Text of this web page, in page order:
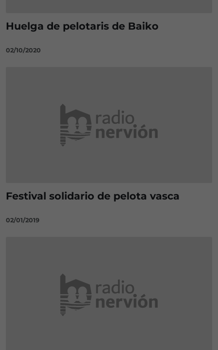
Huelga de pelotaris de Baiko
02/10/2020
Festival solidario de pelota vasca
02/01/2019